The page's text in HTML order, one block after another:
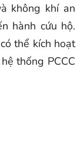
không khí an
hành cứu hộ.
thể kích hoạt
thống PCCC